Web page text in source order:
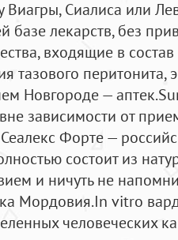
Виагры, Сиалиса или
базе лекарств, без
входящие в
тазового перитонита,
Новгороде —
зависимости от
Форте —
состоит из
и ничуть не
Мордовия.In vitro
человеческих